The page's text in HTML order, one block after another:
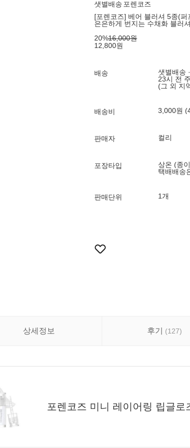
샛별배송 포렌코즈
[포렌코즈] 베어 블러셔 5종(퍼
은은하게 번지는 수채화 블러셔
20%16,000원
12,800원
배송
샛별배송
23시 전
(그 외 지
배송비 3,000원
판매자 컬리
포장타입
상온 (종
택배배송
판매단위 1개
상세정보 후기 (127)
포렌코즈 미니 레이어링 립글로